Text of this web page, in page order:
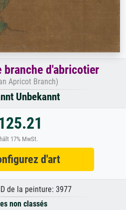
branche d'abricotier
Apricot Branch)
Unbekannt
17% MwSt.
d'art
de la peinture: 3977
non classés